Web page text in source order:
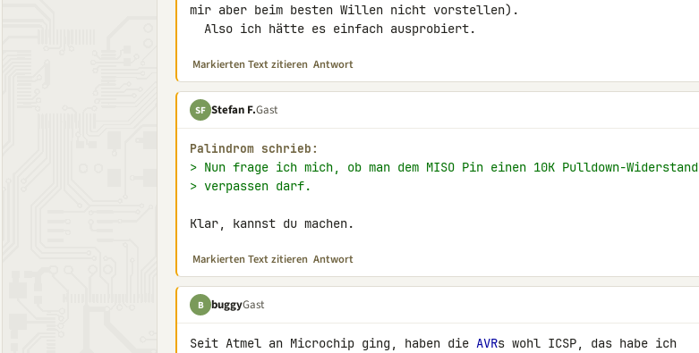
mir aber beim besten Willen nicht vorstellen).
  Also ich hätte es einfach ausprobiert.
Markierten Text zitieren Antwort
SF Stefan F.Gast
Palindrom schrieb:
> Nun frage ich mich, ob man dem MISO Pin einen 10K Pulldown-Widerstand
> verpassen darf.
Klar, kannst du machen.
Markierten Text zitieren Antwort
B buggyGast
Seit Atmel an Microchip ging, haben die AVRs wohl ICSP, das habe ich